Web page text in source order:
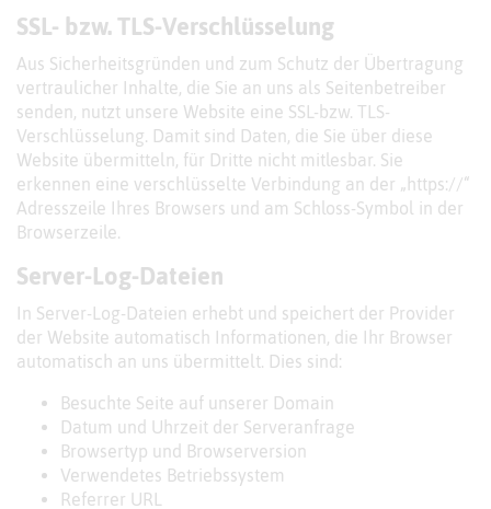
SSL- bzw. TLS-Verschlüsselung
Aus Sicherheitsgründen und zum Schutz der Übertragung
vertraulicher Inhalte, die Sie an uns als Seitenbetreiber
senden, nutzt unsere Website eine SSL-bzw. TLS-
Verschlüsselung. Damit sind Daten, die Sie über diese
Website übermitteln, für Dritte nicht mitlesbar. Sie
erkennen eine verschlüsselte Verbindung an der „https://“
Adresszeile Ihres Browsers und am Schloss-Symbol in der
Browserzeile.
Server-Log-Dateien
In Server-Log-Dateien erhebt und speichert der Provider
der Website automatisch Informationen, die Ihr Browser
automatisch an uns übermittelt. Dies sind:
Besuchte Seite auf unserer Domain
Datum und Uhrzeit der Serveranfrage
Browsertyp und Browserversion
Verwendetes Betriebssystem
Referrer URL